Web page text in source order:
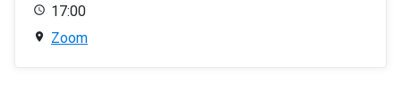
17:00
Zoom